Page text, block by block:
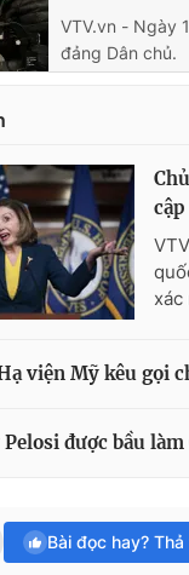
VTV.vn - Ngày
đảng Dân chủ.
xác
viện Mỹ kêu gọi
Pelosi được bầu
Bài đọc hay?